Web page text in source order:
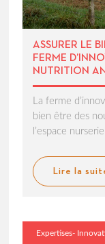
ASSURER LE
FERME
NUTRITION
La ferme
bien être des
l’espace
Lire la
Expertises-